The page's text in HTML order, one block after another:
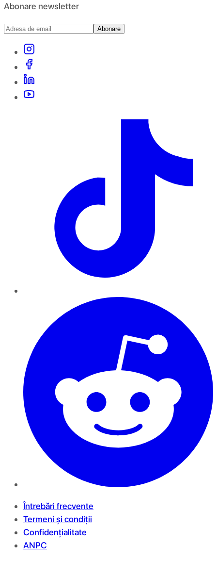
Abonare newsletter
Abonare
Întrebări frecvente
Termeni și condiții
Confidențialitate
ANPC